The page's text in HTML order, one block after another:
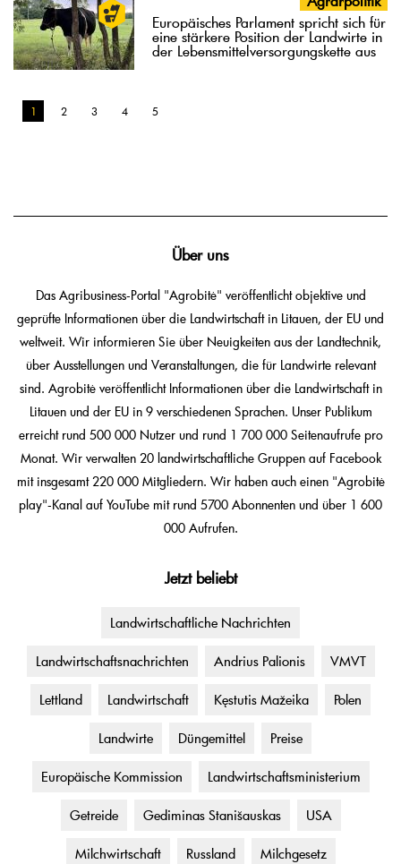
Europäisches Parlament spricht sich für
eine stärkere Position der Landwirte in
der Lebensmittelversorgungskette aus
1 2 3 4 5
Über uns
Das Agribusiness-Portal "Agrobitė" veröffentlicht objektive und
geprüfte Informationen über die Landwirtschaft in Litauen, der EU und
weltweit. Wir informieren Sie über Neuigkeiten aus der Landtechnik,
über Ausstellungen und Veranstaltungen, die für Landwirte relevant
sind. Agrobitė veröffentlicht Informationen über die Landwirtschaft in
Litauen und der EU in 9 verschiedenen Sprachen. Unser Publikum
erreicht rund 500 000 Nutzer und rund 1 700 000 Seitenaufrufe pro
Monat. Wir verwalten 20 landwirtschaftliche Gruppen auf Facebook
mit insgesamt 220 000 Mitgliedern. Wir haben auch einen "Agrobitė
play"-Kanal auf YouTube mit rund 5700 Abonnenten und über 1 600
000 Aufrufen.
Jetzt beliebt
Landwirtschaftliche Nachrichten
Landwirtschaftsnachrichten Andrius Palionis VMVT
Lettland Landwirtschaft Kęstutis Mažeika Polen
Landwirte Düngemittel Preise
Europäische Kommission Landwirtschaftsministerium
Getreide Gediminas Stanišauskas USA
Milchwirtschaft Russland Milchgesetz